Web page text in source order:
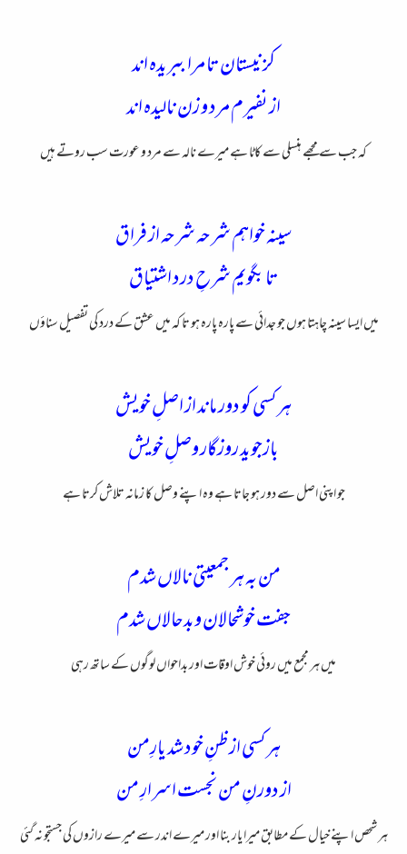
کز نیستان تا مرا ببریده اند
از نفیرم مرد و زن نالیده اند
کہ جب سے مجھے ہنسلی سے کاٹا ہے میرے نالہ سے مرد و عورت سب روتے ہیں
سینه خواهم شرحه شرحه از فراق
تا بگویم شرحِ درد اشتیاق
میں ایسا سینہ چاہتا ہوں جو جدائی سے پارہ پارہ ہو تا کہ میں عشق کے درد کی تفصیل سناؤں
هر کسی کو دور ماند از اصلِ خویش
بازجوید روزگار وصلِ خویش
جو اپنی اصل سے دور ہو جاتا ہے وہ اپنے وصل کا زمانہ تلاش کرتا ہے
من به هر جمعیتی نالاں شدم
جفت خوشحالان وبدحالاں شدم
میں ہر مجمع میں روئی خوش اوقات اور بداحواں لوگوں کے ساتھ رہی
هر کسی از ظنِ خود شد یارِمن
از دورنِ من نجست اسرارِ من
ہر شحص اپنے خیال کے مطابق میرا یار بنا اور میرے اندر سے میرے رازوں کی جستجو نہ گئی